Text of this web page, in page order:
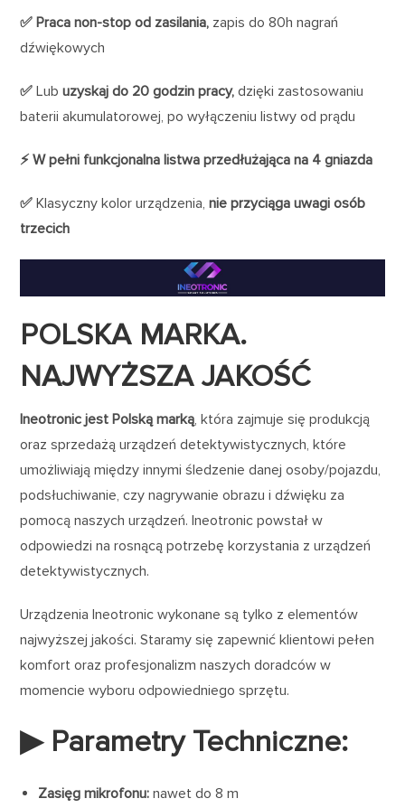
✅ Praca non-stop od zasilania, zapis do 80h nagrań
dźwiękowych
✅Lubuzyskaj do 20 godzin pracy,dzięki zastosowaniu
baterii akumulatorowej, po wyłączeniu listwy od prądu
⚡️ W pełni funkcjonalna listwa przedłużająca na 4 gniazda
✅Klasyczny kolor urządzenia, nie przyciąga uwagi osób
trzecich
POLSKA MARKA.
NAJWYŻSZA JAKOŚĆ
Ineotronic jest Polską marką, która zajmuje się produkcją
oraz sprzedażą urządzeń detektywistycznych, które
umożliwiają między innymi śledzenie danej osoby/pojazdu,
podsłuchiwanie, czy nagrywanie obrazu i dźwięku za
pomocą naszych urządzeń. Ineotronic powstał w
odpowiedzi na rosnącą potrzebę korzystania z urządzeń
detektywistycznych.
Urządzenia Ineotronic wykonane są tylko z elementów
najwyższej jakości. Staramy się zapewnić klientowi pełen
komfort oraz profesjonalizm naszych doradców w
momencie wyboru odpowiedniego sprzętu.
▶ Parametry Techniczne:
Zasięg mikrofonu: nawet do 8 m